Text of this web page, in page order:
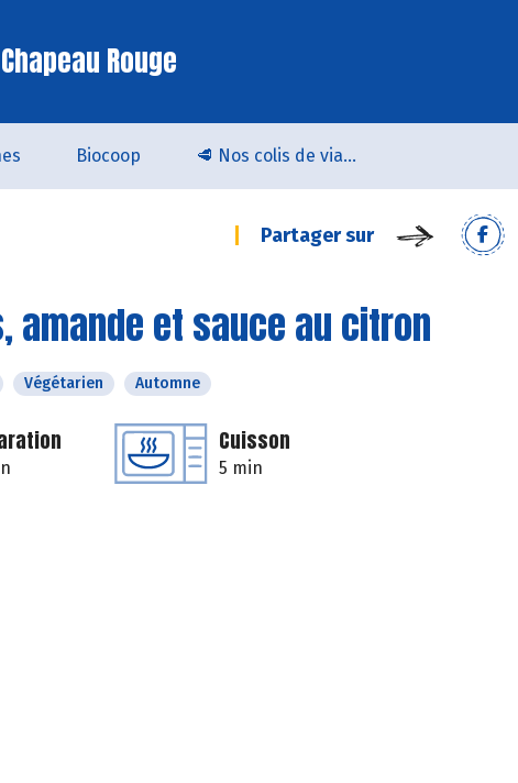
Rouge
Biocoop 🥩 Nos colis de viande bio & locale arrivent chez Biocoop Quimper !
Partager sur
amande et sauce au citron
Végétarien Automne
Cuisson
5 min